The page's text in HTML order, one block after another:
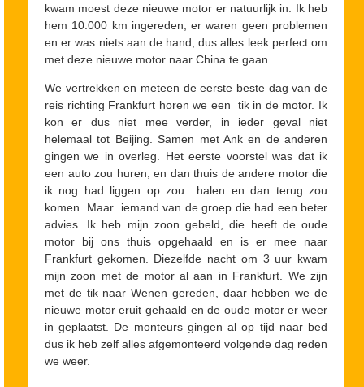
kwam moest deze nieuwe motor er natuurlijk in. Ik heb
hem 10.000 km ingereden, er waren geen problemen
en er was niets aan de hand, dus alles leek perfect om
met deze nieuwe motor naar China te gaan.
We vertrekken en meteen de eerste beste dag van de
reis richting Frankfurt horen we een tik in de motor. Ik
kon er dus niet mee verder, in ieder geval niet
helemaal tot Beijing. Samen met Ank en de anderen
gingen we in overleg. Het eerste voorstel was dat ik
een auto zou huren, en dan thuis de andere motor die
ik nog had liggen op zou halen en dan terug zou
komen. Maar iemand van de groep die had een beter
advies. Ik heb mijn zoon gebeld, die heeft de oude
motor bij ons thuis opgehaald en is er mee naar
Frankfurt gekomen. Diezelfde nacht om 3 uur kwam
mijn zoon met de motor al aan in Frankfurt. We zijn
met de tik naar Wenen gereden, daar hebben we de
nieuwe motor eruit gehaald en de oude motor er weer
in geplaatst. De monteurs gingen al op tijd naar bed
dus ik heb zelf alles afgemonteerd volgende dag reden
we weer.